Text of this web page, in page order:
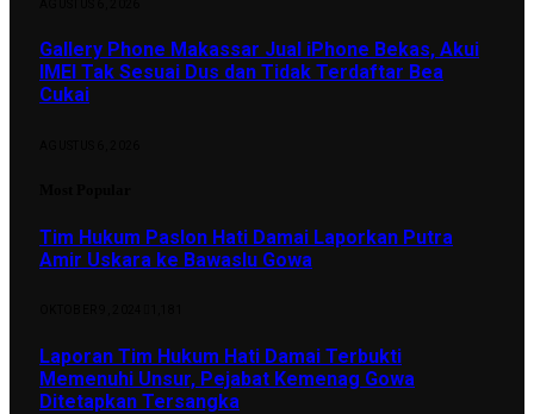
Gallery Phone Makassar Jual iPhone Bekas, Akui
IMEI Tak Sesuai Dus dan Tidak Terdaftar Bea
Cukai
Tim Hukum Paslon Hati Damai Laporkan Putra
Amir Uskara ke Bawaslu Gowa
Laporan Tim Hukum Hati Damai Terbukti
Memenuhi Unsur, Pejabat Kemenag Gowa
Ditetapkan Tersangka